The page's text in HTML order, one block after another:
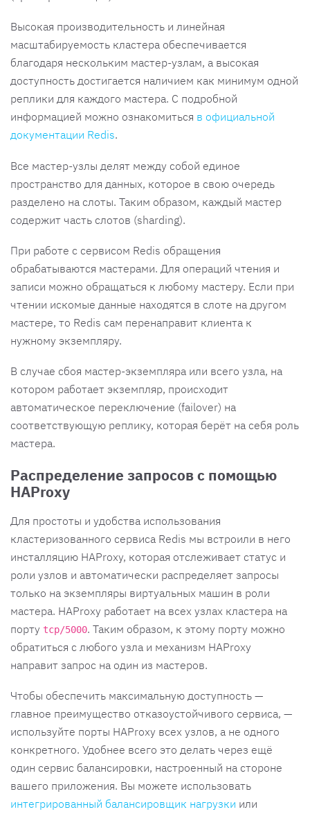
Высокая производительность и линейная
масштабируемость кластера обеспечивается
благодаря нескольким мастер-узлам, а высокая
доступность достигается наличием как минимум одной
реплики для каждого мастера. С подробной
информацией можно ознакомиться в официальной
документации Redis.
Все мастер-узлы делят между собой единое
пространство для данных, которое в свою очередь
разделено на слоты. Таким образом, каждый мастер
содержит часть слотов (sharding).
При работе с сервисом Redis обращения
обрабатываются мастерами. Для операций чтения и
записи можно обращаться к любому мастеру. Если при
чтении искомые данные находятся в слоте на другом
мастере, то Redis сам перенаправит клиента к
нужному экземпляру.
В случае сбоя мастер-экземпляра или всего узла, на
котором работает экземпляр, происходит
автоматическое переключение (failover) на
соответствующую реплику, которая берёт на себя роль
мастера.
Распределение запросов с помощью
HAProxy
Для простоты и удобства использования
кластеризованного сервиса Redis мы встроили в него
инсталляцию HAProxy, которая отслеживает статус и
роли узлов и автоматически распределяет запросы
только на экземпляры виртуальных машин в роли
мастера. HAProxy работает на всех узлах кластера на
порту tcp/5000. Таким образом, к этому порту можно
обратиться с любого узла и механизм HAProxy
направит запрос на один из мастеров.
Чтобы обеспечить максимальную доступность —
главное преимущество отказоустойчивого сервиса, —
используйте порты HAProxy всех узлов, а не одного
конкретного. Удобнее всего это делать через ещё
один сервис балансировки, настроенный на стороне
вашего приложения. Вы можете использовать
интегрированный балансировщик нагрузки или